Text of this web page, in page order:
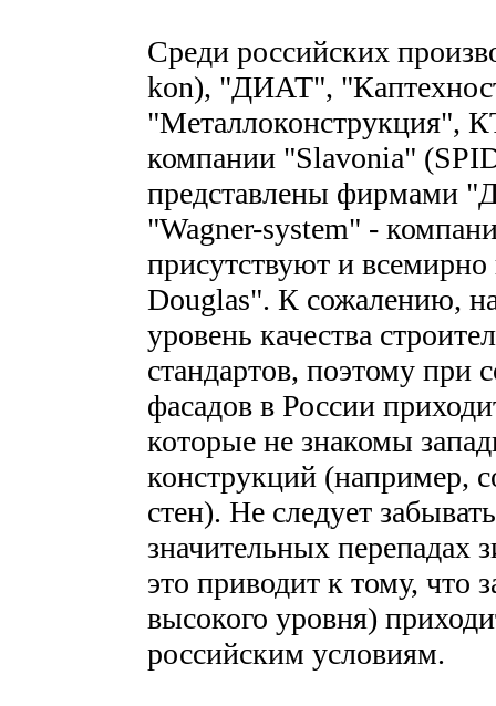
Среди российских
kon), "ДИАТ",
"Металлоконструкция",
компании "Slavonia"
представлены фирмами
"Wagner-system" -
присутствуют и
Douglas". К сожалению,
уровень качества
стандартов, поэтому при
фасадов в России
которые не знакомы
конструкций (например,
стен). Не следует
значительных перепадах
это приводит к тому, что
высокого уровня)
российским условиям.